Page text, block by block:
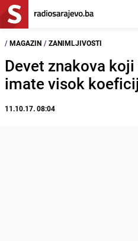
/ MAGAZIN / ZANIMLJIVOSTI
Devet znakova
imate visok
11.10.17. 08:04